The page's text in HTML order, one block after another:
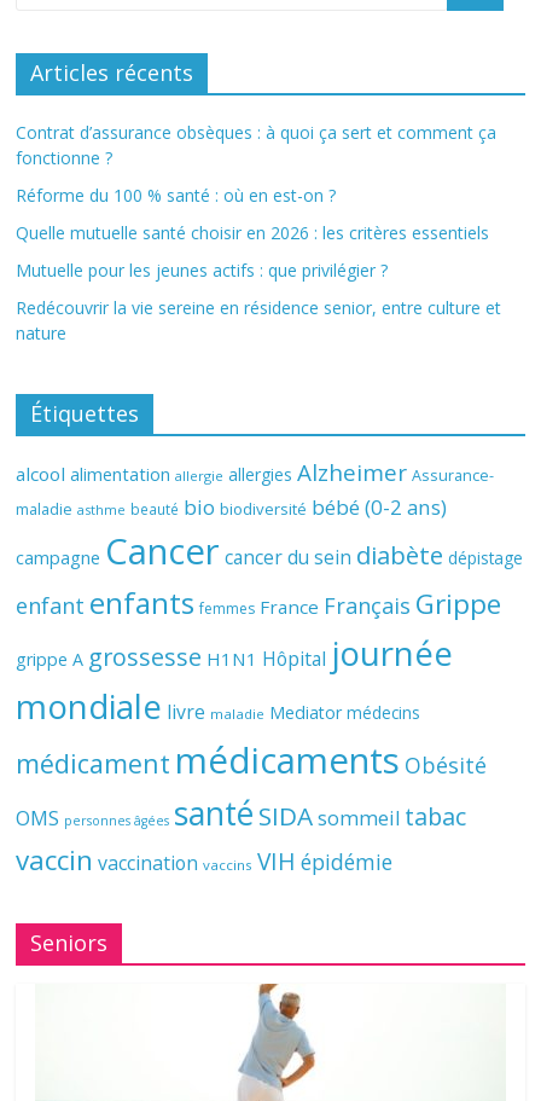
Articles récents
Contrat d’assurance obsèques : à quoi ça sert et comment ça
fonctionne ?
Réforme du 100 % santé : où en est-on ?
Quelle mutuelle santé choisir en 2026 : les critères essentiels
Mutuelle pour les jeunes actifs : que privilégier ?
Redécouvrir la vie sereine en résidence senior, entre culture et
nature
Étiquettes
alcool alimentation allergie allergies Alzheimer Assurance-
maladie asthme beauté bio biodiversité bébé (0-2 ans)
campagne Cancer cancer du sein diabète dépistage
enfant enfants femmes France Français Grippe
grippe A grossesse H1N1 Hôpital journée
mondiale livre maladie Mediator médecins
médicament médicaments Obésité
OMS personnes âgées santé SIDAsommeil tabac
vaccin vaccination vaccins VIH épidémie
Seniors